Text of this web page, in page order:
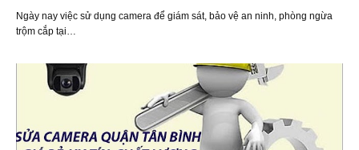
Ngày nay việc sử dụng camera để giám sát, bảo vệ an ninh, phòng ngừa
trộm cắp tại…